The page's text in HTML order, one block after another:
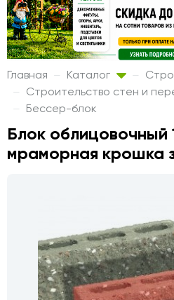
Главная Каталог
Строительство стен и
Бессер-блок
Блок
мраморная крошка